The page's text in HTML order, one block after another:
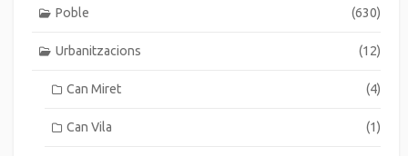
Poble (630)
Urbanitzacions (12)
Can Miret (4)
Can Vila (1)